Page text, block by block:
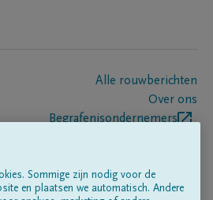
Alle rouwberichten
Over ons
Begrafenisondernemers
Sommige zijn nodig voor de
en plaatsen we automatisch. Andere